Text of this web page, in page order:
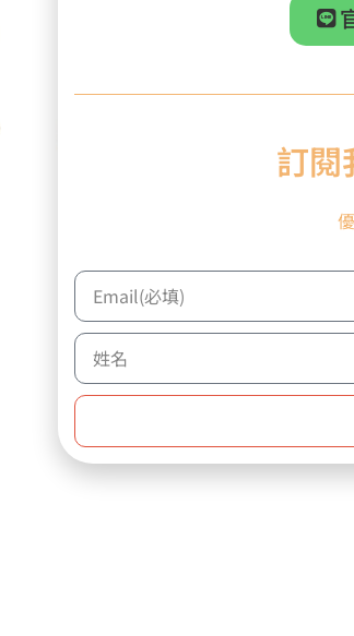
【INNOVATIVE】CB-3 音樂會系列
大鼓棒 中 (單支)
訂閱